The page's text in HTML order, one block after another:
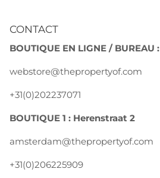
CONTACT
BOUTIQUE EN LIGNE / BUREAU :
webstore@thepropertyof.com
+31(0)202237071
BOUTIQUE 1 : Herenstraat 2
amsterdam@thepropertyof.com
+31(0)206225909